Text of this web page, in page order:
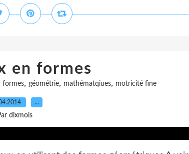
en formes
formes, géométrie, mathématqiues, motricité fine
…
dixmois